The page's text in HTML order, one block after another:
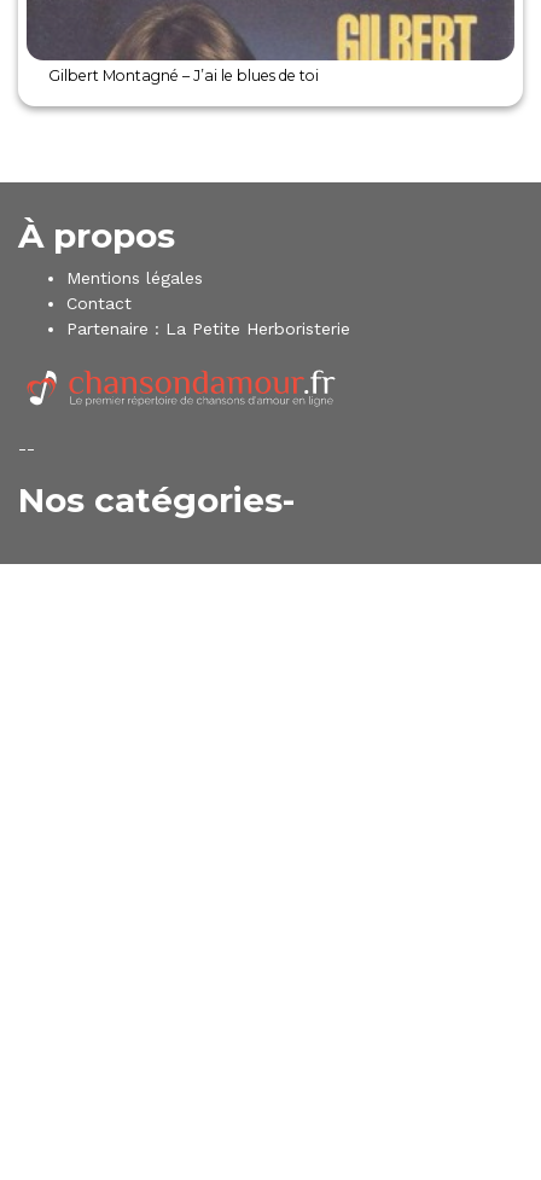
Gilbert Montagné – J’ai le blues de toi
À propos
Mentions légales
Contact
Partenaire : La Petite Herboristerie
--
Nos catégories-